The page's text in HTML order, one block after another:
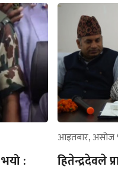
:
आइतबार, असोज
हितेन्द्रदेवले